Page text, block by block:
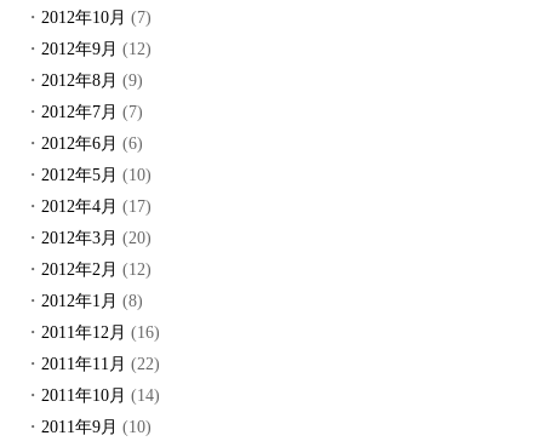
2012年10月 (7)
2012年9月 (12)
2012年8月 (9)
2012年7月 (7)
2012年6月 (6)
2012年5月 (10)
2012年4月 (17)
2012年3月 (20)
2012年2月 (12)
2012年1月 (8)
2011年12月 (16)
2011年11月 (22)
2011年10月 (14)
2011年9月 (10)